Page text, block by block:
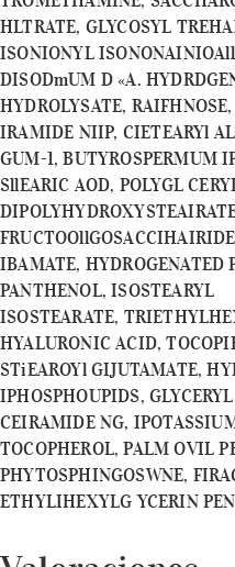
HLTRATE, GLYCOSYL
ISONIONYL
DISODmUM D «A.
HYDROLYSATE,
IRAMIDE NIIP, CIETEARYl
GUM-1, BUTYROSPERMUM
SllEARIC AOD, POLYGL
IBAMATE, HYDROGENATED
PANTHENOL, ISOSTEARYL
ISOSTEARATE,
HYALURONIC ACID,
STiEAROYl GIJUTAMATE,
IPHOSPHOUPIDS,
CEIRAMIDE NG,
TOCOPHEROL, PALM OVIL
PHYTOSPHINGOSWNE,
ETHYLIHEXYLG YCERIN